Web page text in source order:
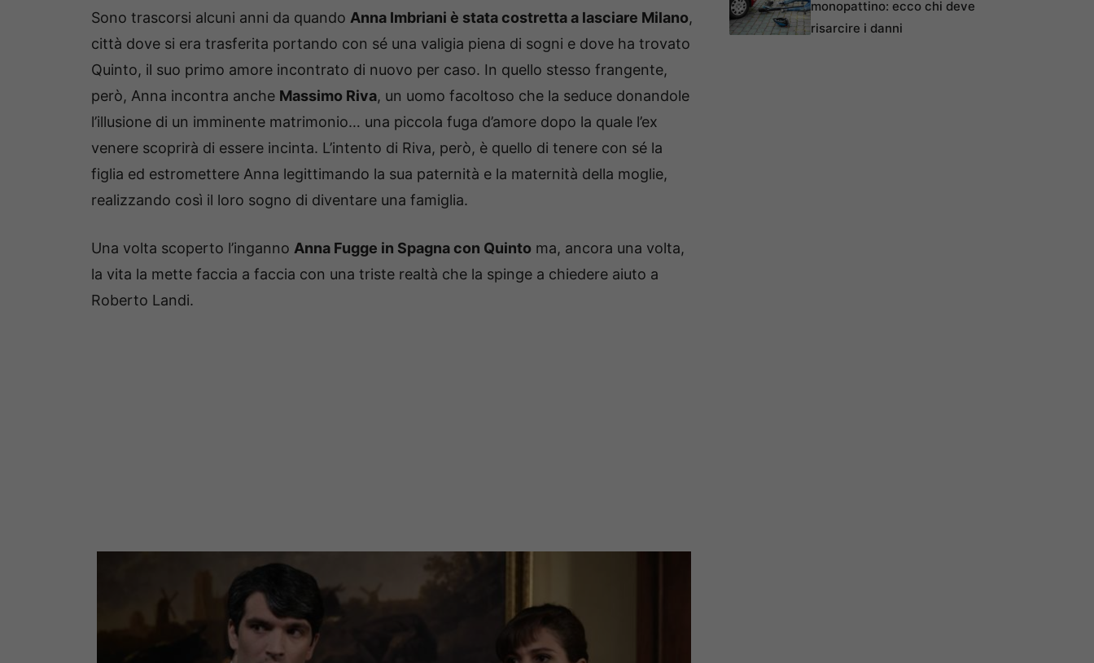
Sono trascorsi alcuni anni da quando Anna Imbriani è stata costretta a lasciare Milano,
città dove si era trasferita portando con sé una valigia piena di sogni e dove ha trovato
Quinto, il suo primo amore incontrato di nuovo per caso. In quello stesso frangente,
però, Anna incontra anche Massimo Riva, un uomo facoltoso che la seduce donandole
l’illusione di un imminente matrimonio… una piccola fuga d’amore dopo la quale l’ex
venere scoprirà di essere incinta. L’intento di Riva, però, è quello di tenere con sé la
figlia ed estromettere Anna legittimando la sua paternità e la maternità della moglie,
realizzando così il loro sogno di diventare una famiglia.
Una volta scoperto l’inganno Anna Fugge in Spagna con Quinto ma, ancora una volta,
la vita la mette faccia a faccia con una triste realtà che la spinge a chiedere aiuto a
Roberto Landi.
monopattino: ecco chi deve
risarcire i danni